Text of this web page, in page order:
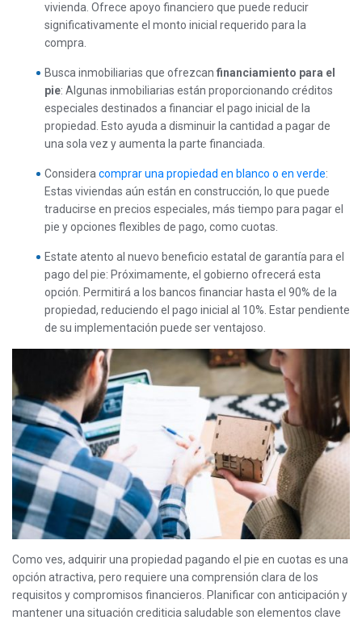
vivienda. Ofrece apoyo financiero que puede reducir
significativamente el monto inicial requerido para la
compra.
Busca inmobiliarias que ofrezcan financiamiento para el
pie: Algunas inmobiliarias están proporcionando créditos
especiales destinados a financiar el pago inicial de la
propiedad. Esto ayuda a disminuir la cantidad a pagar de
una sola vez y aumenta la parte financiada.
Considera comprar una propiedad en blanco o en verde:
Estas viviendas aún están en construcción, lo que puede
traducirse en precios especiales, más tiempo para pagar el
pie y opciones flexibles de pago, como cuotas.
Estate atento al nuevo beneficio estatal de garantía para el
pago del pie: Próximamente, el gobierno ofrecerá esta
opción. Permitirá a los bancos financiar hasta el 90% de la
propiedad, reduciendo el pago inicial al 10%. Estar pendiente
de su implementación puede ser ventajoso.
Como ves, adquirir una propiedad pagando el pie en cuotas es una
opción atractiva, pero requiere una comprensión clara de los
requisitos y compromisos financieros. Planificar con anticipación y
mantener una situación crediticia saludable son elementos clave